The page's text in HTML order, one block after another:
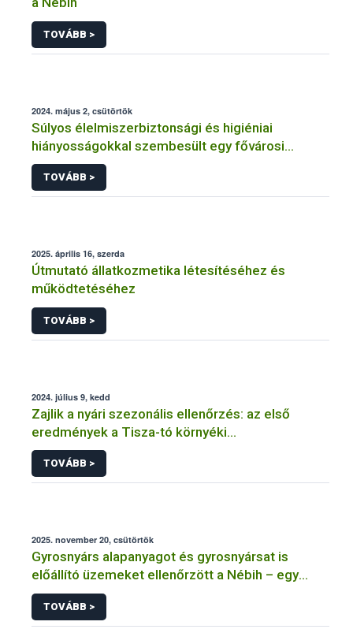
TOVÁBB >
2024. május 2, csütörtök
Súlyos élelmiszerbiztonsági és higiéniai
hiányosságokkal szembesült egy fővárosi
vendéglátóhelyen a Nébih
TOVÁBB >
2025. április 16, szerda
Útmutató állatkozmetika létesítéséhez és
működtetéséhez
TOVÁBB >
2024. július 9, kedd
Zajlik a nyári szezonális ellenőrzés: az első
eredmények a Tisza-tó környéki
vendéglátóhelyekről érkeztek
TOVÁBB >
2025. november 20, csütörtök
Gyrosnyárs alapanyagot és gyrosnyársat is
előállító üzemeket ellenőrzött a Nébih – egy
üzem működését azonnal felfüggesztették
TOVÁBB >